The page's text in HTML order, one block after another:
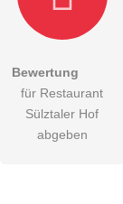
Hiermit
Die
Bewertung
für Restaurant
Sülztaler Hof
abgeben